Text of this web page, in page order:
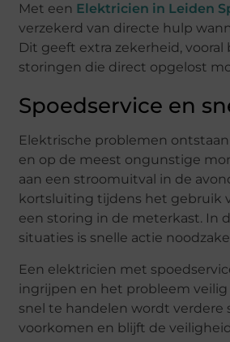
Met een Elektricien in Leiden
verzekerd van directe hulp
Dit geeft extra zekerheid,
storingen die direct opgelost
Spoedservice en
Elektrische problemen
en op de meest ongunstige
aan een stroomuitval in de
kortsluiting tijdens het gebruik
een storing in de meterkast. In
situaties is snelle actie
Een elektricien met
ingrijpen en het probleem veilig
snel te handelen wordt verdere
voorkomen en blijft de